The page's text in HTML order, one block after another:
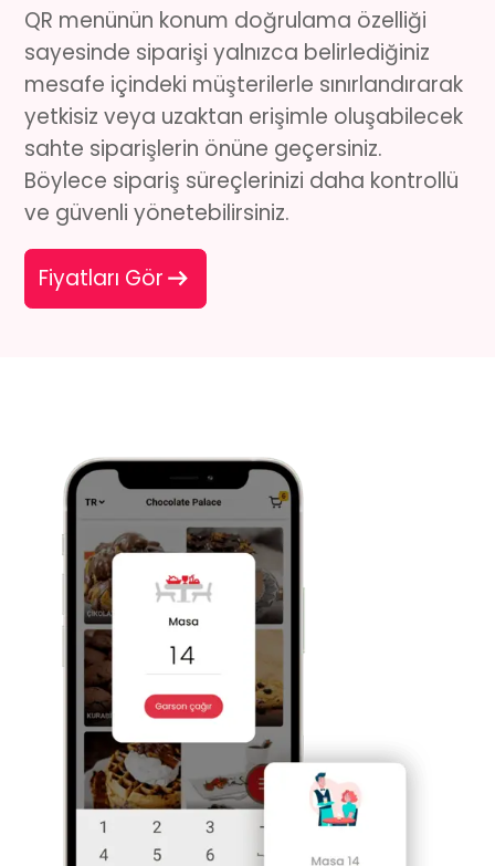
QR menünün konum doğrulama özelliği
sayesinde siparişi yalnızca belirlediğiniz
mesafe içindeki müşterilerle sınırlandırarak
yetkisiz veya uzaktan erişimle oluşabilecek
sahte siparişlerin önüne geçersiniz.
Böylece sipariş süreçlerinizi daha kontrollü
ve güvenli yönetebilirsiniz.
Fiyatları Gör